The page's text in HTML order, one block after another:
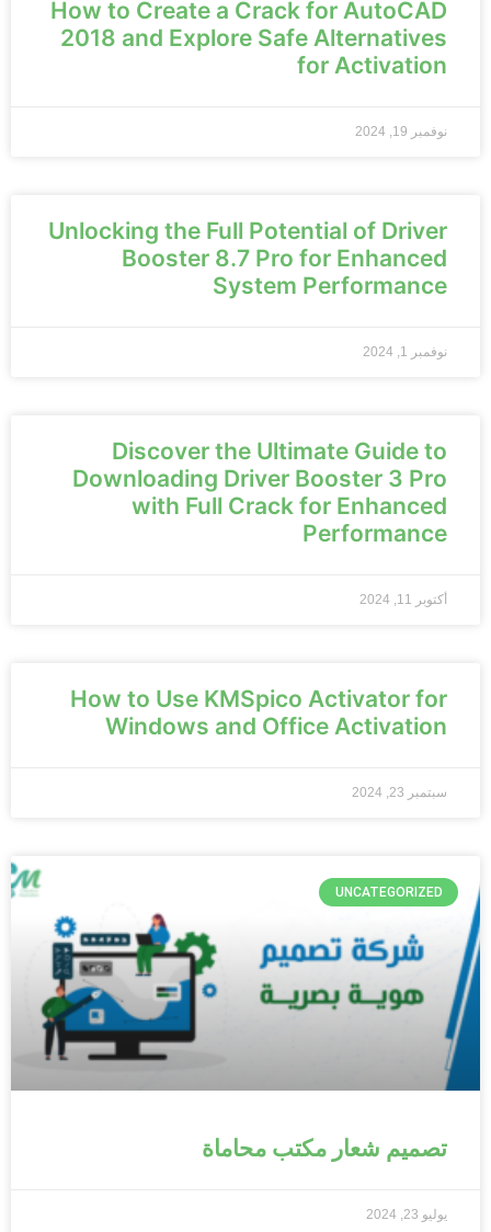
How to Create a Crack for AutoCAD
2018 and Explore Safe Alternatives
for Activation
نوفمبر 19, 2024
Unlocking the Full Potential of Driver
Booster 8.7 Pro for Enhanced
System Performance
نوفمبر 1, 2024
Discover the Ultimate Guide to
Downloading Driver Booster 3 Pro
with Full Crack for Enhanced
Performance
أكتوبر 11, 2024
How to Use KMSpico Activator for
Windows and Office Activation
سبتمبر 23, 2024
UNCATEGORIZED
تصميم شعار مكتب محاماة
يوليو 23, 2024